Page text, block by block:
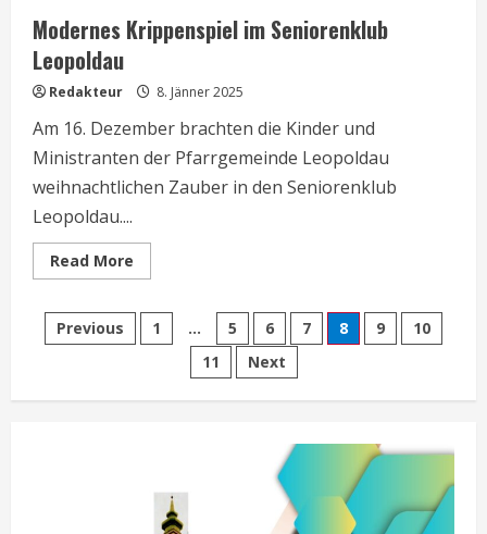
Modernes Krippenspiel im Seniorenklub
Leopoldau
Redakteur 8. Jänner 2025
Am 16. Dezember brachten die Kinder und
Ministranten der Pfarrgemeinde Leopoldau
weihnachtlichen Zauber in den Seniorenklub
Leopoldau....
Read More
more
Krippenspiel
Seniorenklub
Leopoldau
Seitennummerierung
Previous 1 … 5 6 7 8 9
10
11
Next